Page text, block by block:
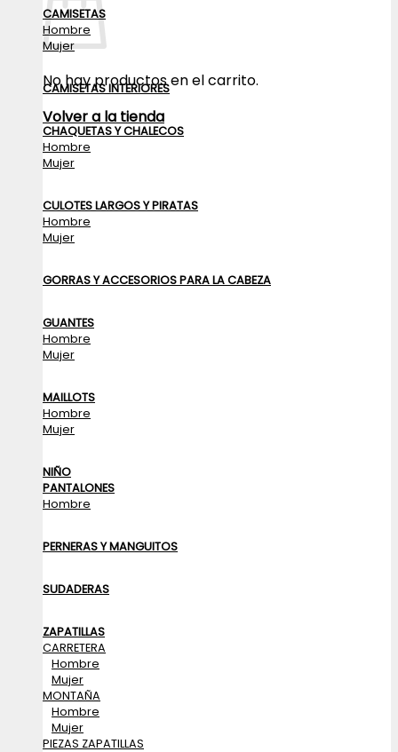
No hay productos en el carrito.
Volver a la tienda
CAMISETAS
Hombre
Mujer
CAMISETAS INTERIORES
CHAQUETAS Y CHALECOS
Hombre
Mujer
CULOTES LARGOS Y PIRATAS
Hombre
Mujer
GORRAS Y ACCESORIOS PARA LA CABEZA
GUANTES
Hombre
Mujer
MAILLOTS
Hombre
Mujer
NIÑO
PANTALONES
Hombre
PERNERAS Y MANGUITOS
SUDADERAS
ZAPATILLAS
CARRETERA
Hombre
Mujer
MONTAÑA
Hombre
Mujer
PIEZAS ZAPATILLAS